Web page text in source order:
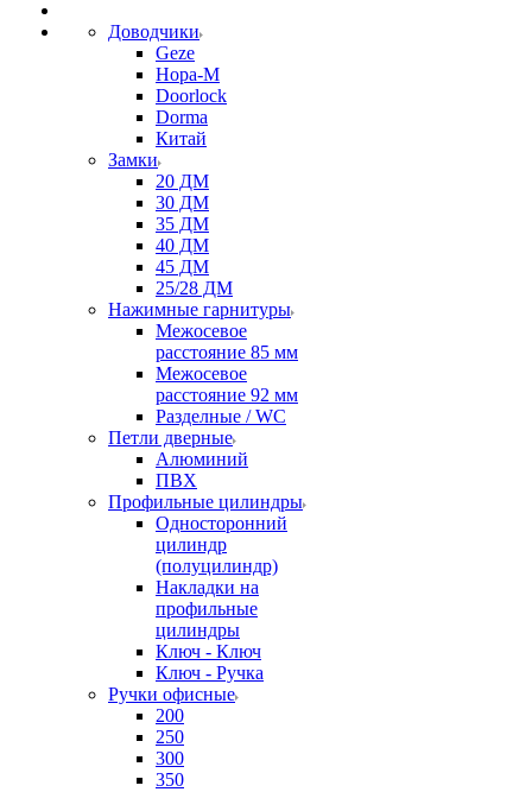
Доводчики
Geze
Нора-М
Doorlock
Dorma
Китай
Замки
20 ДМ
30 ДМ
35 ДМ
40 ДМ
45 ДМ
25/28 ДМ
Нажимные гарнитуры
Межосевое
расстояние 85 мм
Межосевое
расстояние 92 мм
Разделные / WC
Петли дверные
Алюминий
ПВХ
Профильные цилиндры
Односторонний
цилиндр
(полуцилиндр)
Накладки на
профильные
цилиндры
Ключ - Ключ
Ключ - Ручка
Ручки офисные
200
250
300
350